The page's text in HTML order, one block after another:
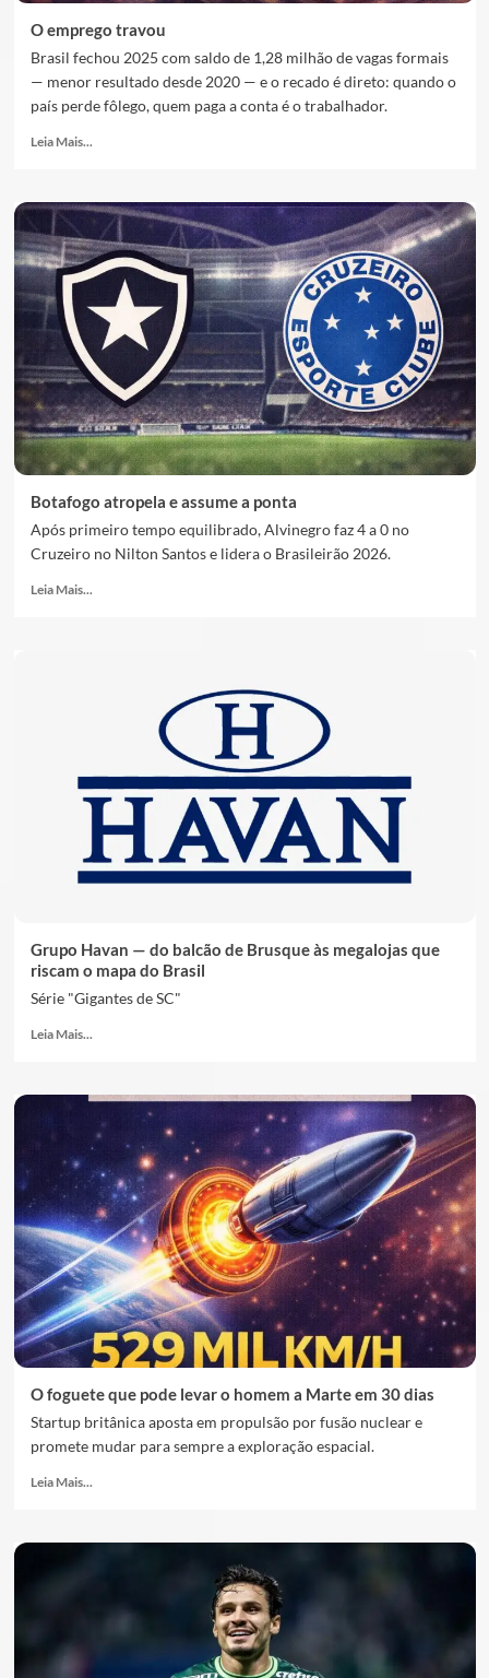
O emprego travou
Brasil fechou 2025 com saldo de 1,28 milhão de vagas formais
— menor resultado desde 2020 — e o recado é direto: quando o
país perde fôlego, quem paga a conta é o trabalhador.
Leia Mais...
Botafogo atropela e assume a ponta
Após primeiro tempo equilibrado, Alvinegro faz 4 a 0 no
Cruzeiro no Nilton Santos e lidera o Brasileirão 2026.
Leia Mais...
Grupo Havan — do balcão de Brusque às megalojas que
riscam o mapa do Brasil
Série "Gigantes de SC"
Leia Mais...
O foguete que pode levar o homem a Marte em 30 dias
Startup britânica aposta em propulsão por fusão nuclear e
promete mudar para sempre a exploração espacial.
Leia Mais...